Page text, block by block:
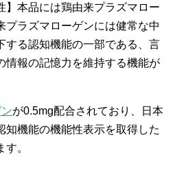
】本品には鶏由来プラズマロー
プラズマローゲンには健常な中
する認知機能の一部である、言
情報の記憶力を維持する機能が
が0.5mg配合されており、日本
知機能の機能性表示を取得した
。